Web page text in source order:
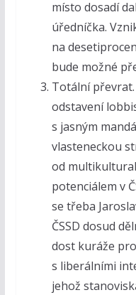
místo dosadí
úředníčka.
na
bude možné
Totální
odstavení
s jasným
vlasteneckou
od
potenciálem v
se třeba
ČSSD dosud
dost kuráže
s liberálními
jehož